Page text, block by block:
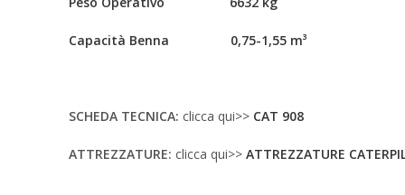
Capacità Benna 0,75-1,55 m³
SCHEDA TECNICA: clicca qui>> CAT 908
ATTREZZATURE: clicca qui>> ATTREZZATURE